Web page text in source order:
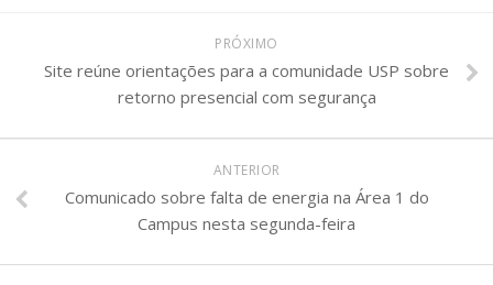
PRÓXIMO
Site reúne orientações para a comunidade USP sobre
retorno presencial com segurança
ANTERIOR
Comunicado sobre falta de energia na Área 1 do
Campus nesta segunda-feira